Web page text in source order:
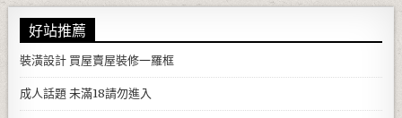
好站推薦
裝潢設計 買屋賣屋裝修一羅框
成人話題 未滿18請勿進入